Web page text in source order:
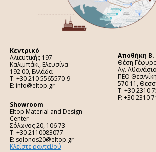
Κεντρικό
Αλιευτικής 197
Καλιμπάκι, Ελευσίνα
192 00, Ελλάδα
Τ: +30 210 5565570-9
E: info@eltop.gr
Showroom
Eltop Material and Design
Center
Σόλωνος 20, 106 73
Τ: +30 2110083077
E: solonos20@eltop.gr
Κλείστε ραντεβού
Aποθήκη
Θέση
Αγ.
ΠΕΟ Θεσ/
570 11,
Τ: +30 2310
F: +30 2310